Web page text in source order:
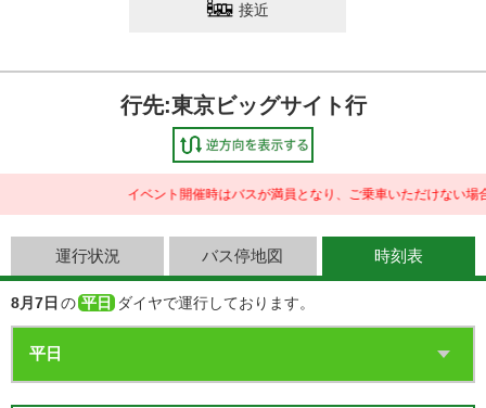
接近
行先:東京ビッグサイト行
イベント開催時はバスが満員となり、ご乗車いただけない場合
運行状況 バス停地図 時刻表
8月7日 の 平日 ダイヤで運行しております。